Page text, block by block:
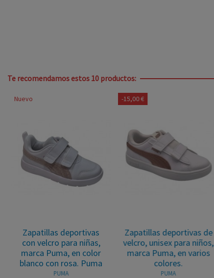
Te recomendamos estos 10 productos:
Nuevo
Zapatillas deportivas
con velcro para niñas,
marca Puma, en color
blanco con rosa. Puma
PUMA
-15,00 €
Zapatillas deportivas de
velcro, unisex para niños,
marca Puma, en varios
colores.
PUMA